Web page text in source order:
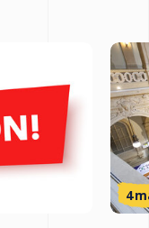
4